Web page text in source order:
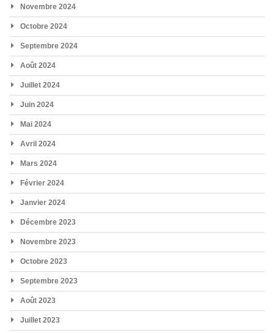
Novembre 2024
Octobre 2024
Septembre 2024
Août 2024
Juillet 2024
Juin 2024
Mai 2024
Avril 2024
Mars 2024
Février 2024
Janvier 2024
Décembre 2023
Novembre 2023
Octobre 2023
Septembre 2023
Août 2023
Juillet 2023